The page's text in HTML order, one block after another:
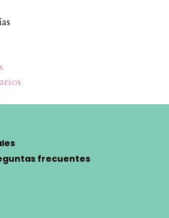
frecuentes